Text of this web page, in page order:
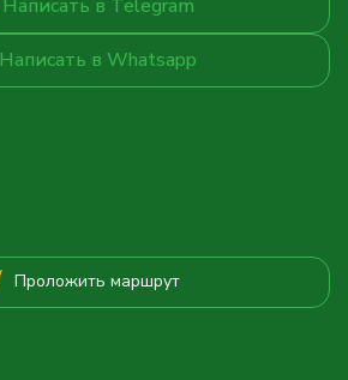
Написать в Telegram
Написать в Whatsapp
Проложить маршрут